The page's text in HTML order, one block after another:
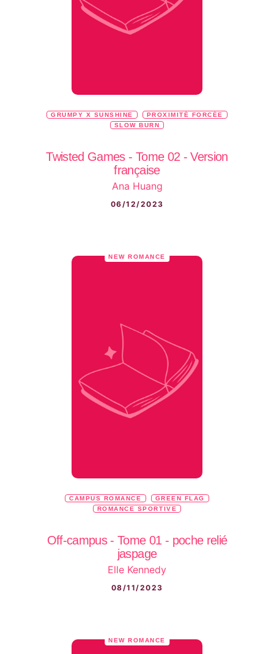
GRUMPY X SUNSHINE
PROXIMITÉ FORCÉE
SLOW BURN
Twisted Games - Tome 02 - Version
française
Ana Huang
06/12/2023
NEW ROMANCE
CAMPUS ROMANCE
GREEN FLAG
ROMANCE SPORTIVE
Off-campus - Tome 01 - poche relié
jaspage
Elle Kennedy
08/11/2023
NEW ROMANCE